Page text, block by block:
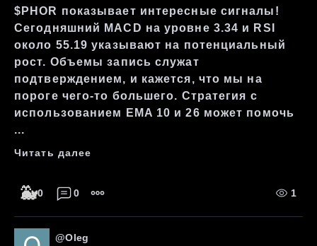
$PHOR показывает интересные сигналы!
Сегодняшний MACD на уровне 3.34 и RSI
около 55.19 указывают на потенциальный
рост. Объемы запись служат
подтверждением, и кажется, что мы на
пороге чего-то большего. Стратегия с
использованием EMA 10 и 26 может помочь
...
Читать далее
🐳0 0 1
@Oleg